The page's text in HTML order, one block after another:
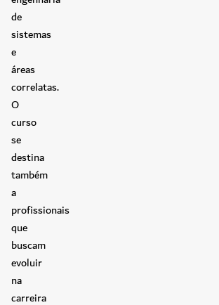
de
sistemas
e
áreas
correlatas.
O
curso
se
destina
também
a
profissionais
que
buscam
evoluir
na
carreira